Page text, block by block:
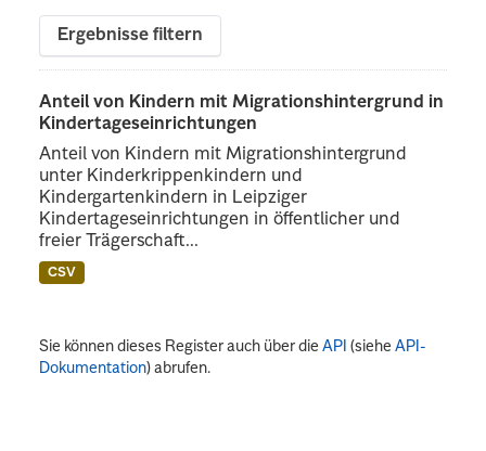
Ergebnisse filtern
Anteil von Kindern mit Migrationshintergrund in
Kindertageseinrichtungen
Anteil von Kindern mit Migrationshintergrund
unter Kinderkrippenkindern und
Kindergartenkindern in Leipziger
Kindertageseinrichtungen in öffentlicher und
freier Trägerschaft...
CSV
Sie können dieses Register auch über dieAPI (sieheAPI-
Dokumentation) abrufen.